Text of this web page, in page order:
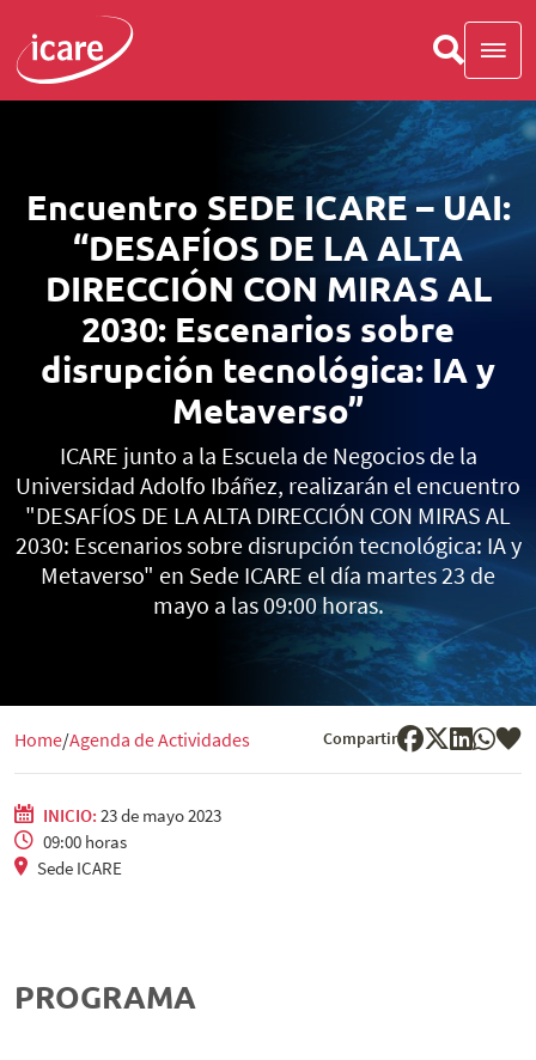
Encuentro SEDE ICARE – UAI:
“DESAFÍOS DE LA ALTA
DIRECCIÓN CON MIRAS AL
2030: Escenarios sobre
disrupción tecnológica: IA y
Metaverso”
ICARE junto a la Escuela de Negocios de la
Universidad Adolfo Ibáñez, realizarán el encuentro
"DESAFÍOS DE LA ALTA DIRECCIÓN CON MIRAS AL
2030: Escenarios sobre disrupción tecnológica: IA y
Metaverso" en Sede ICARE el día martes 23 de
mayo a las 09:00 horas.
Home Agenda de Actividades Compartir
INICIO: 23 de mayo 2023
09:00 horas
Sede ICARE
PROGRAMA